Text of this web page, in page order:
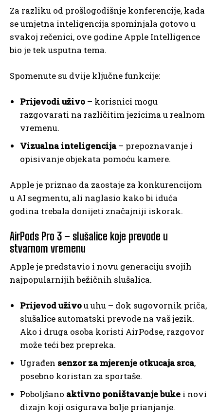
Za razliku od prošlogodišnje konferencije, kada
se umjetna inteligencija spominjala gotovo u
svakoj rečenici, ove godine Apple Intelligence
bio je tek usputna tema.
Spomenute su dvije ključne funkcije:
Prijevodi uživo – korisnici mogu
razgovarati na različitim jezicima u realnom
vremenu.
Vizualna inteligencija– prepoznavanje i
opisivanje objekata pomoću kamere.
Apple je priznao da zaostaje za konkurencijom
u AI segmentu, ali naglasio kako bi iduća
godina trebala donijeti značajniji iskorak.
AirPods Pro 3 – slušalice koje prevode u
stvarnom vremenu
Apple je predstavio i novu generaciju svojih
najpopularnijih bežičnih slušalica.
Prijevod uživou uhu – dok sugovornik priča,
slušalice automatski prevode na vaš jezik.
Ako i druga osoba koristi AirPodse, razgovor
može teći bez prepreka.
Ugrađen senzor za mjerenje otkucaja srca,
posebno koristan za sportaše.
Poboljšano aktivno poništavanje buke i novi
dizajn koji osigurava bolje prianjanje.